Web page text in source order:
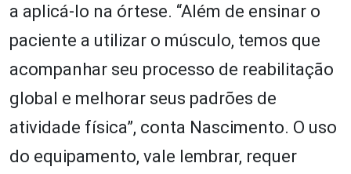
a aplicá-lo na órtese. “Além de ensinar o
paciente a utilizar o músculo, temos que
acompanhar seu processo de reabilitação
global e melhorar seus padrões de
atividade física”, conta Nascimento. O uso
do equipamento, vale lembrar, requer